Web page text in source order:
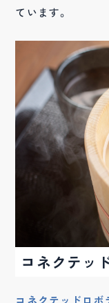
ています。
コネクテッ